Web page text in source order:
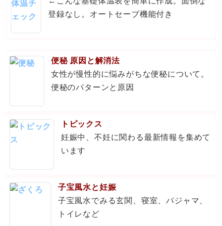
登録なし。オートセーブ機能付き
便秘 原因と解消法
女性が慢性的に悩みがちな便秘について。
便秘のパターンと原因
トピックス
妊娠中、不妊に関わる最新情報を集めて
います
子宝風水と妊娠
子宝風水でみる玄関、寝室、パジャマ、
トイレなど